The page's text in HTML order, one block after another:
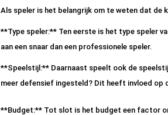
Als speler is het belangrijk om te weten dat de
**Type speler:** Ten eerste is het type speler
aan een snaar dan een professionele speler.
**Speelstijl:** Daarnaast speelt ook de
meer defensief ingesteld? Dit heeft invloed op
**Budget:** Tot slot is het budget een factor